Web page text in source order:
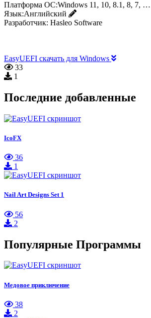
Платформа ОС:Windows 11, 10, 8.1, 8, 7, …
Язык:Английский
Разработчик: Hasleo Software
EasyUEFI скачать для Windows
33
1
Последние добавленные
IcoFX
36
1
Nail Art Designs Set 1
56
2
Популярные Программы
Медовое приключение
38
2